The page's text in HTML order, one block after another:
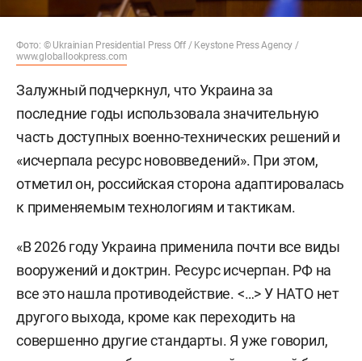
Фото: © Ukrainian Presidential Press Off / Keystone Press Agency /
www.globallookpress.com
Залужный подчеркнул, что Украина за
последние годы использовала значительную
часть доступных военно-технических решений и
«исчерпала ресурс нововведений». При этом,
отметил он, российская сторона адаптировалась
к применяемым технологиям и тактикам.
«В 2026 году Украина применила почти все виды
вооружений и доктрин. Ресурс исчерпан. РФ на
все это нашла противодействие. <…> У НАТО нет
другого выхода, кроме как переходить на
совершенно другие стандарты. Я уже говорил,